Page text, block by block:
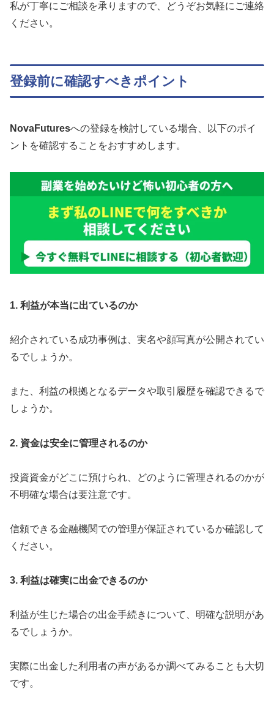
私が丁寧にご相談を承りますので、どうぞお気軽にご連絡
ください。
登録前に確認すべきポイント
NovaFuturesへの登録を検討している場合、以下のポイ
ントを確認することをおすすめします。
1. 利益が本当に出ているのか
紹介されている成功事例は、実名や顔写真が公開されてい
るでしょうか。
また、利益の根拠となるデータや取引履歴を確認できるで
しょうか。
2. 資金は安全に管理されるのか
投資資金がどこに預けられ、どのように管理されるのかが
不明確な場合は要注意です。
信頼できる金融機関での管理が保証されているか確認して
ください。
3. 利益は確実に出金できるのか
利益が生じた場合の出金手続きについて、明確な説明があ
るでしょうか。
実際に出金した利用者の声があるか調べてみることも大切
です。